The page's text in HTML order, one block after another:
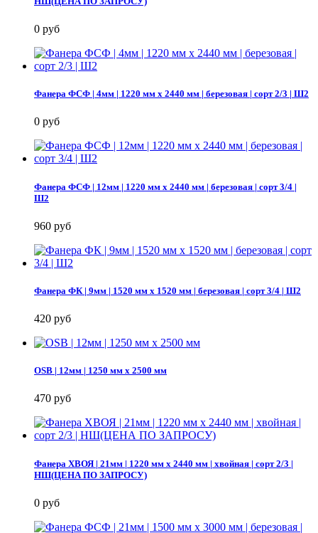
0 руб
Фанера ФСФ | 4мм | 1220 мм х 2440 мм | березовая | сорт 2/3 | Ш2
0 руб
Фанера ФСФ | 12мм | 1220 мм х 2440 мм | березовая | сорт 3/4 |
Ш2
960 руб
Фанера ФК | 9мм | 1520 мм х 1520 мм | березовая | сорт 3/4 | Ш2
420 руб
OSB | 12мм | 1250 мм х 2500 мм
470 руб
Фанера ХВОЯ | 21мм | 1220 мм х 2440 мм | хвойная | сорт 2/3 |
НШ(ЦЕНА ПО ЗАПРОСУ)
0 руб